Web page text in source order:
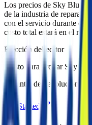
Los precios de Sky Blue
de la industria de
con el servicio durante el
costo total estará en el
Elección del editor
¿Listo para probar Sky
Garantía de devolución de
Get Started